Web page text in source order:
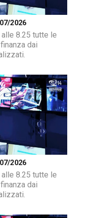
2026
8.25 tutte le
dai
2026
8.25 tutte le
dai